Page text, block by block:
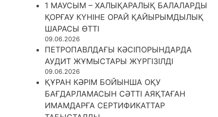
1 МАУСЫМ – ХАЛЫҚАРАЛЫҚ БАЛАЛАРДЫ
ҚОРҒАУ КҮНІНЕ ОРАЙ ҚАЙЫРЫМДЫЛЫҚ
ШАРАСЫ ӨТТІ
09.06.2026
ПЕТРОПАВЛДАҒЫ КӘСІПОРЫНДАРДА
АУДИТ ЖҰМЫСТАРЫ ЖҮРГІЗІЛДІ
09.06.2026
ҚҰРАН КӘРІМ БОЙЫНША ОҚУ
БАҒДАРЛАМАСЫН СӘТТІ АЯҚТАҒАН
ИМАМДАРҒА СЕРТИФИКАТТАР